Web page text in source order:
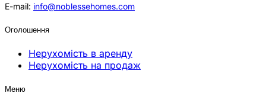
E-mail: info@noblessehomes.com
Оголошення
Нерухомість в аренду
Нерухомість на продаж
Меню